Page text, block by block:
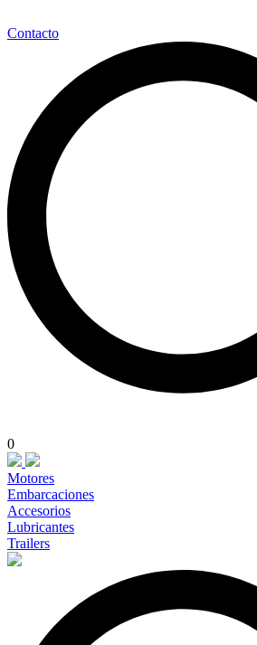
Contacto
0
Motores
Embarcaciones
Accesorios
Lubricantes
Trailers